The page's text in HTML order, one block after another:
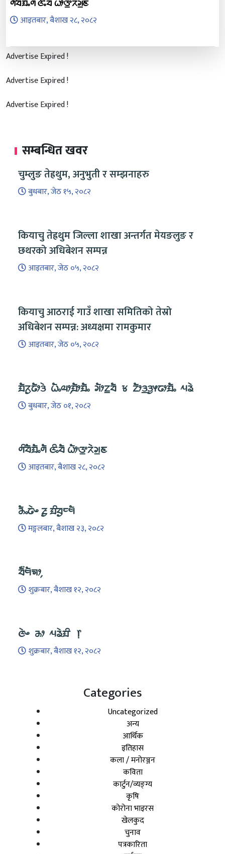
ᤛᤡᤔᤠᤀᤠᤱᤛᤠ ᤜᤡᤱᤔᤠ ᤐᤥᤅ᤻ᤖᤧᤆ᤻ᤇ
आइतबार, बैशाख २८, २०८२
Advertise Expired !
Advertise Expired !
Advertise Expired !
सम्बन्धित खवर
चुम्लुङ तेह्रथुम, अनुभुती र सम्झनाहरु
बुधबार, जेठ १५, २०८२
कियाचु तेह्रथुम जिल्ला शाखा अन्तर्गत मेयङलुङ र
छथरको अधिबेशन सम्पन्न
आइतबार, जेठ ०५, २०८२
कियाचु आठराई गाउँ शाखा समितिको तेस्रो
अधिबेशन सम्पन्न: अध्यक्षमा रामकुमार
आइतबार, जेठ ०५, २०८२
ᤀᤠᤖᤢᤒᤥᤋᤧ ᤐᤠᤱᤓᤣ᤹ᤀᤥᤀᤠᤱ ᤆᤥᤁ᤻ᤔᤠ ᤃ ᤁᤥᤋ᤻ᤋᤢᤶᤒᤣᤀᤠᤱ ᤘᤕᤧ
बुधबार, जेठ ०१, २०८२
ᤛᤡᤔᤠᤀᤠᤱᤛᤠ ᤜᤡᤱᤔᤠ ᤐᤥᤅ᤻ᤖᤧᤆ᤻ᤇ
आइतबार, बैशाख २८, २०८२
ᤌᤠᤱᤒᤧᤴ ᤏᤢ ᤀᤡᤔᤢᤰᤗᤠ
मङ्गलबार, बैशाख २३, २०८२
ᤔᤠ᤺ᤗᤠᤈᤣ᤹
शुक्रबार, बैशाख १२, २०८२
ᤜᤧᤴ ᤌᤣ ᤘᤕᤧᤀᤡ ᥅
शुक्रबार, बैशाख १२, २०८२
Categories
Uncategorized
अन्य
आर्थिक
इतिहास
कला / मनोरञ्जन
कविता
कार्टुन/व्यङ्ग्य
कृषि
कोरोना भाइरस
खेलकुद
चुनाव
पत्रकारिता